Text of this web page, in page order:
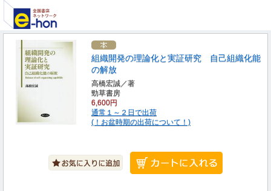
組織開発の理論化と実証研究 自己組織化能
の解放
高橋宏誠／著
勁草書房
6,600円
通常１～２日で出荷
(！お盆時期の出荷について！)